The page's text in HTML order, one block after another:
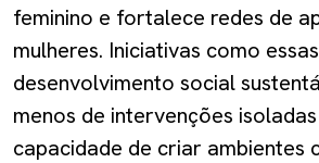
feminino e fortalece redes de
mulheres. Iniciativas como
desenvolvimento social
menos de intervenções
capacidade de criar ambientes